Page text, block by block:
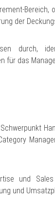
Bereich,
der
durch,
für das
und Sales
und